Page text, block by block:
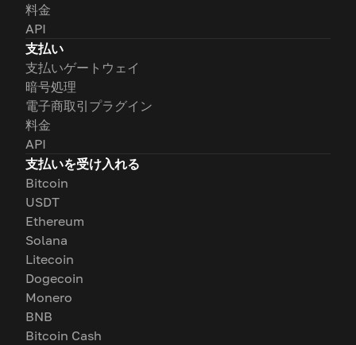
料金
API
支払い
支払いゲートウェイ
暗号処理
電子商取引プラグイン
料金
API
支払いを受け入れる
Bitcoin
USDT
Ethereum
Solana
Litecoin
Dogecoin
Monero
BNB
Bitcoin Cash